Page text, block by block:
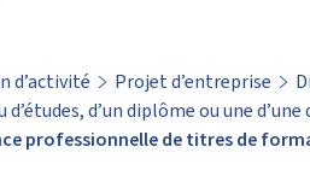
d’activité Projet d’entreprise
d’études, d’un diplôme ou une
professionnelle de titres de